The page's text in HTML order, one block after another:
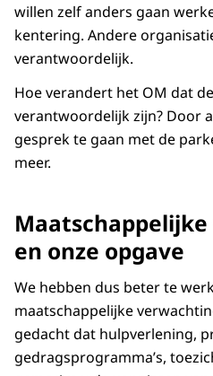
willen zelf anders gaan
kentering. Andere
verantwoordelijk.
Hoe verandert het OM dat
verantwoordelijk zijn? Door
gesprek te gaan met de
meer.
en onze opgave
We hebben dus beter te
maatschappelijke
gedacht dat hulpverlening,
gedragsprogramma’s,